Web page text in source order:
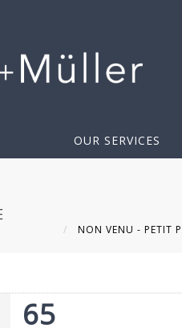
OUR SERVICES
NON VENU - PETIT
65